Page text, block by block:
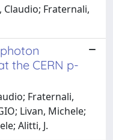
Claudio; Fraternali,
the CERN p-
Fraternali,
Livan, Michele;
Alitti, J.